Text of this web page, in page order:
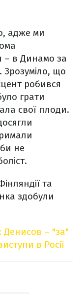
адже ми
– в Динамо за
Зрозуміло, що
робився
грати
свої плоди.
не
та
здобули
Денисов – "за"
в Росії